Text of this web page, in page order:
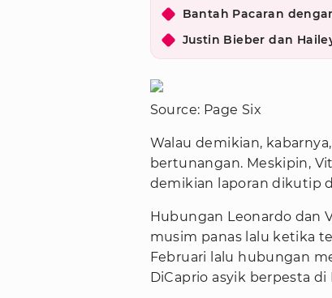
Bantah Pacaran
Justin Bieber dan
Source: Page Six
Walau demikian,
bertunangan. Meskipin,
demikian laporan dikutip
Hubungan Leonardo dan
musim panas lalu ketika
Februari lalu hubungan
DiCaprio asyik berpesta